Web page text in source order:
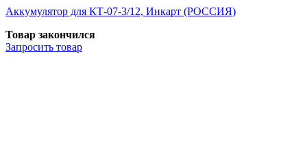
Аккумулятор для КТ-07-3/12, Инкарт (РОССИЯ)
Товар закончился
Запросить товар